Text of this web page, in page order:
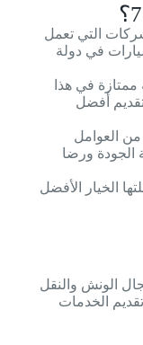
أبرز الشركات التي تعمل
في دولة
في هذا
أفضل
لعدد من العوامل
الجودة ورضا
الخيار الأفضل
في مجال الونش والنقل
الخدمات